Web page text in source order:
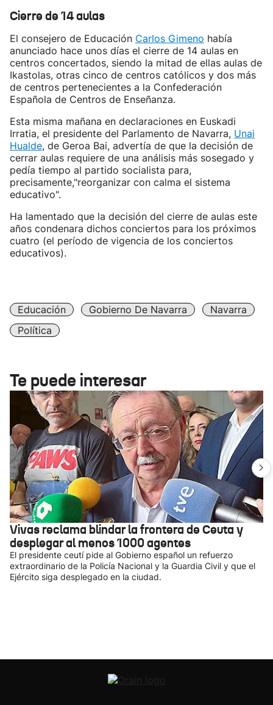
Cierre de 14 aulas
El consejero de Educación Carlos Gimeno había
anunciado hace unos días el cierre de 14 aulas en
centros concertados, siendo la mitad de ellas aulas de
Ikastolas, otras cinco de centros católicos y dos más
de centros pertenecientes a la Confederación
Española de Centros de Enseñanza.
Esta misma mañana en declaraciones en Euskadi
Irratia, el presidente del Parlamento de Navarra, Unai
Hualde, de Geroa Bai, advertía de que la decisión de
cerrar aulas requiere de una análisis más sosegado y
pedía tiempo al partido socialista para,
precisamente,"reorganizar con calma el sistema
educativo".
Ha lamentado que la decisión del cierre de aulas este
años condenara dichos conciertos para los próximos
cuatro (el período de vigencia de los conciertos
educativos).
Educación Gobierno De Navarra
Navarra
Política
Te puede interesar
Vivas reclama blindar la frontera de Ceuta y
desplegar al menos 1000 agentes
El presidente ceutí pide al Gobierno español un refuerzo
extraordinario de la Policía Nacional y la Guardia Civil y que el
Ejército siga desplegado en la ciudad.